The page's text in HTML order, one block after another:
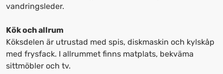
få
kortkommandon
för
att
ändra
för
att
vandringsleder.
Kök och allrum
Köksdelen är utrustad med spis, diskmaskin och kylskåp
med frysfack. I allrummet finns matplats, bekväma
sittmöbler och tv.